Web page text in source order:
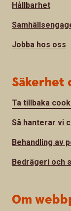
Hållbarhet
Jobba hos oss
Ta tillbaka
Så hanterar vi
Behandling av
Bedrägeri och
Om